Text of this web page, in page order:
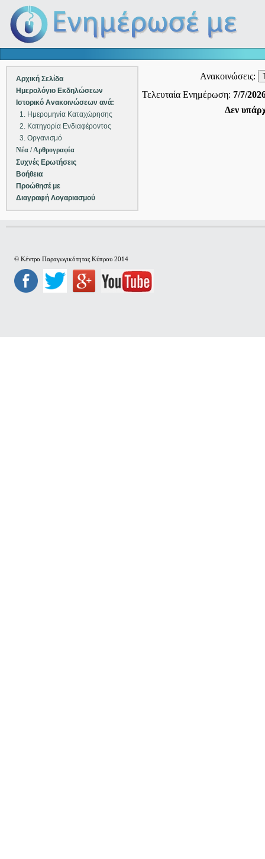
Αρχική Σελίδα
Ημερολόγιο Εκδηλώσεων
Ιστορικό Ανακοινώσεων ανά:
1. Ημερομηνία Καταχώρησης
2. Κατηγορία Ενδιαφέροντος
3. Οργανισμό
Νέα / Αρθρογραφία
Συχνές Ερωτήσεις
Βοήθεια
Προώθησέ με
Διαγραφή Λογαριασμού
Ανακοινώσεις:
Τελευταία Ενημέρωση: 7/7/
Δεν
© Κέντρο Παραγωγικότητας Κύπρου 2014